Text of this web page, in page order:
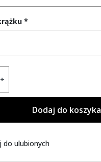
*
+
Dodaj do koszyka
do ulubionych